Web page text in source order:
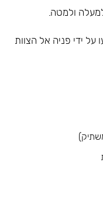
ולמטה.
על ידי פניה אל הצוות